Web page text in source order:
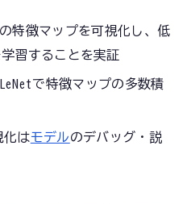
特徴マップを可視化し、低
習することを実証
で特徴マップの多数積
化はモデルのデバッグ・説